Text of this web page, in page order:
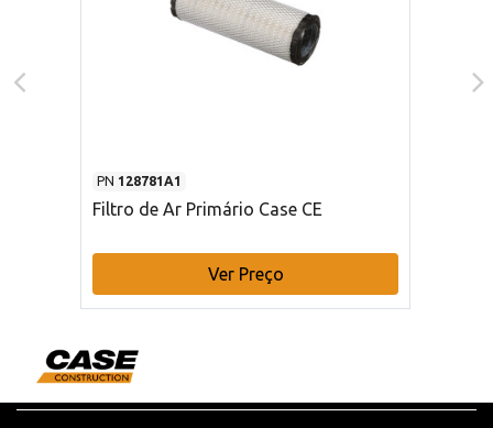
PN 128781A1
Filtro de Ar Primário Case CE
Ver Preço